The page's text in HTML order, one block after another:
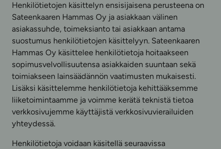
Henkilötietojen käsittelyn ensisijaisena perusteena on
Sateenkaaren Hammas Oy ja asiakkaan välinen
asiakassuhde, toimeksianto tai asiakkaan antama
suostumus henkilötietojen käsittelyyn. Sateenkaaren
Hammas Oy käsittelee henkilötietoja hoitaakseen
sopimusvelvollisuutensa asiakkaiden suuntaan sekä
toimiakseen lainsäädännön vaatimusten mukaisesti.
Lisäksi käsittelemme henkilötietoja kehittääksemme
liiketoimintaamme ja voimme kerätä teknistä tietoa
verkkosivujemme käyttäjistä verkkosivuvierailuiden
yhteydessä.
Henkilötietoja voidaan käsitellä seuraavissa